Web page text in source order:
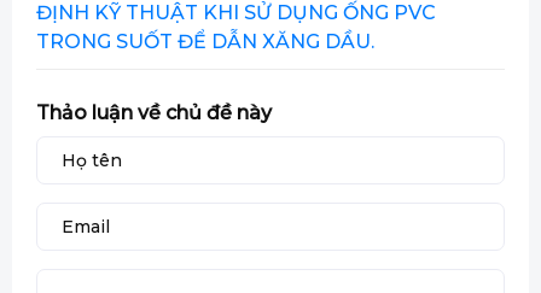
ĐỊNH KỸ THUẬT KHI SỬ DỤNG ỐNG PVC
TRONG SUỐT ĐỂ DẪN XĂNG DẦU.
Thảo luận về chủ đề này